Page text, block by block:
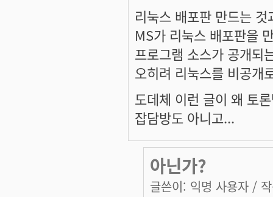
리눅스 배포판 만드는
MS가 리눅스 배포판을
프로그램 소스가 공개되
오히려 리눅스를 비공개
도데체 이런 글이 왜 토
잡담방도 아니고...
아닌가?
글쓴이: 익명 사용자 /